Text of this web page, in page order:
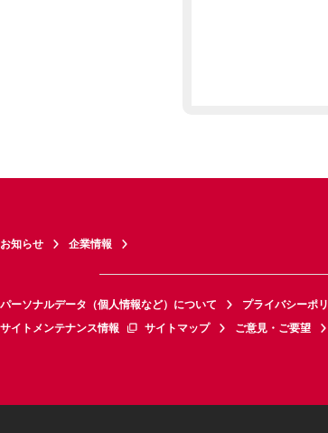
お知らせ 企業情報
パーソナルデータ（個人情報など）について プライバシーポ
サイトメンテナンス情報
サイトマップ ご意見・ご要望